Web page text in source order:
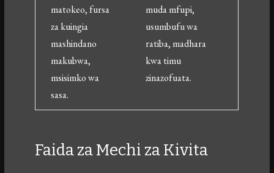
matokeo, fursa
za kuingia
mashindano
makubwa,
msisimko wa
sasa.
muda mfupi,
usumbufu wa
ratiba, madhara
kwa timu
zinazofuata.
Faida za Mechi za Kivita